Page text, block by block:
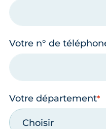
Votre n° de
Votre département
Choisir